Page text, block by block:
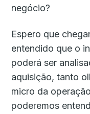
negócio?
Espero que
entendido que o
poderá ser
aquisição, tanto
micro da
poderemos